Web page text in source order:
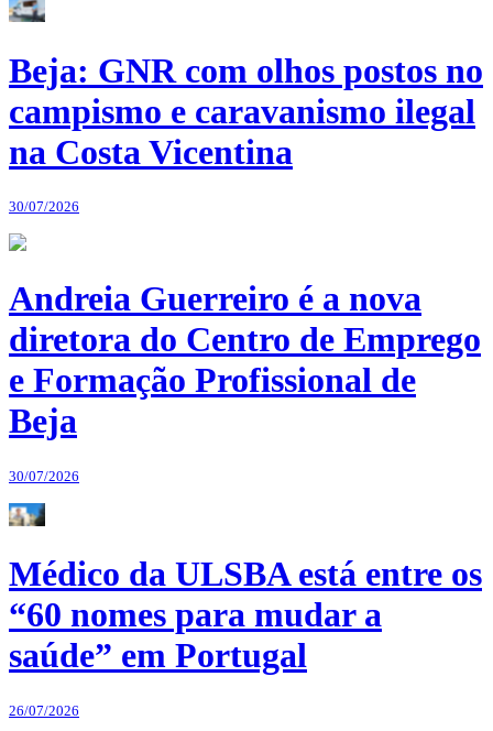
Beja: GNR com olhos postos no
campismo e caravanismo ilegal
na Costa Vicentina
30/07/2026
Andreia Guerreiro é a nova
diretora do Centro de Emprego
e Formação Profissional de
Beja
30/07/2026
Médico da ULSBA está entre os
“60 nomes para mudar a
saúde” em Portugal
26/07/2026